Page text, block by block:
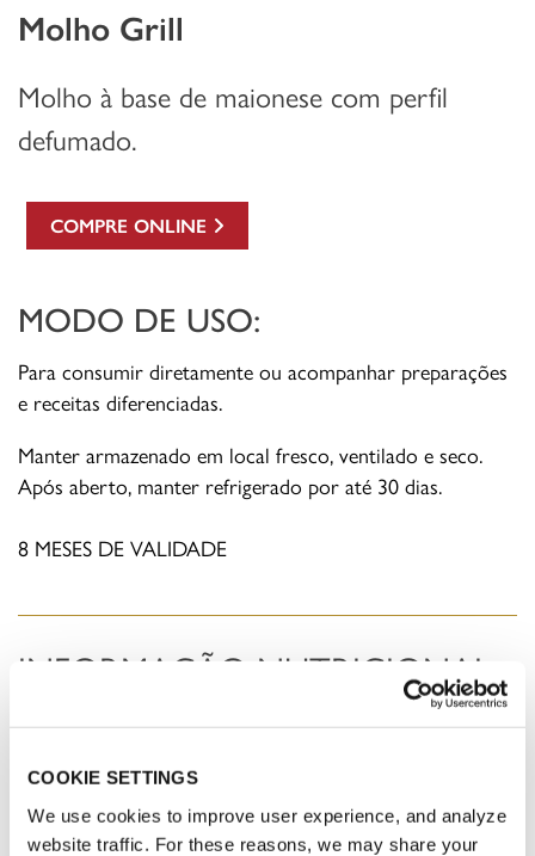
COOKIE SETTINGS
We use cookies to improve user experience, and analyze
website traffic. For these reasons, we may share your
Molho Grill
Molho à base de maionese com perfil
defumado.
COMPRE ONLINE
MODO DE USO:
Para consumir diretamente ou acompanhar preparações
e receitas diferenciadas.
Manter armazenado em local fresco, ventilado e seco.
Após aberto, manter refrigerado por até 30 dias.
8 MESES DE VALIDADE
INFORMAÇÃO NUTRICIONAL